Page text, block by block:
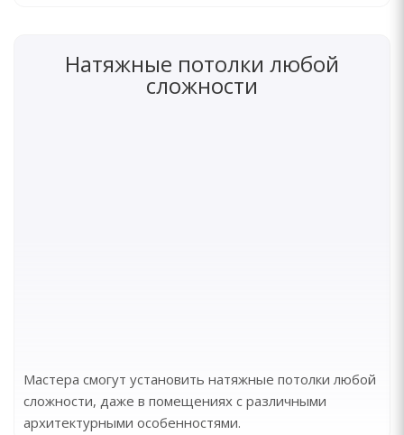
Натяжные потолки любой
сложности
Мастера смогут установить натяжные потолки любой
сложности, даже в помещениях с различными
архитектурными особенностями.